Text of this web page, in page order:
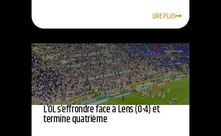
LIRE PLUS
L’OL s’effrondre face à Lens (0-4) et
termine quatrième